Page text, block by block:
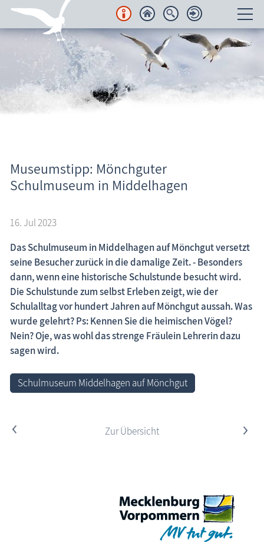
Unterkünfte
Regionales
Urlaubsorte
Freizeit
Wissenswertes
Veranstaltungen
Blog
Fischland-Darß-Zingst.net: neu eingestellte Unterkünfte, neue Beiträge,
neue Bilderserien von traditionellen Festen
Museumstipp: Mönchguter
Schulmuseum in Middelhagen
16. Jul 2023
Das Schulmuseum in Middelhagen auf Mönchgut versetzt
seine Besucher zurück in die damalige Zeit. - Besonders
dann, wenn eine historische Schulstunde besucht wird.
Die Schulstunde zum selbst Erleben zeigt, wie der
Schulalltag vor hundert Jahren auf Mönchgut aussah. Was
wurde gelehrt? Ps: Kennen Sie die heimischen Vögel?
Nein? Oje, was wohl das strenge Fräulein Lehrerin dazu
sagen wird.
Schulmuseum Middelhagen auf Mönchgut
< Zur Übersicht >